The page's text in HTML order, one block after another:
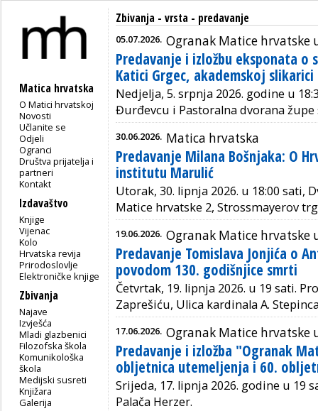
Matica hrvatska
O Matici hrvatskoj
Novosti
Učlanite se
Odjeli
Ogranci
Društva prijatelja i
partneri
Kontakt
Izdavaštvo
Knjige
Vijenac
Kolo
Hrvatska revija
Prirodoslovlje
Elektroničke knjige
Zbivanja
Najave
Izvješća
Mladi glazbenici
Filozofska škola
Komunikološka
škola
Medijski susreti
Knjižara
Galerija
Zbivanja - vrsta - predavanje
05.07.2026. Ogranak Matice hrvatske
Predavanje i izložbu eksponata o
Katici Grgec, akademskoj slikarici
Nedjelja, 5. srpnja 2026. godine u
Đurđevcu i Pastoralna dvorana
30.06.2026. Matica hrvatska
Predavanje Milana Bošnjaka: O
institutu Marulić
Utorak, 30. lipnja 2026. u 18:00 sati,
Matice hrvatske 2, Strossmayerov
19.06.2026. Ogranak Matice hrvatske
Predavanje Tomislava Jonjića o
povodom 130. godišnjice smrti
Četvrtak, 19. lipnja 2026. u 19 sati.
Zaprešiću, Ulica kardinala A.
17.06.2026. Ogranak Matice hrvatske
Predavanje i izložba "Ogranak
obljetnica utemeljenja i 60.
Srijeda, 17. lipnja 2026. godine u 19
Palača Herzer.